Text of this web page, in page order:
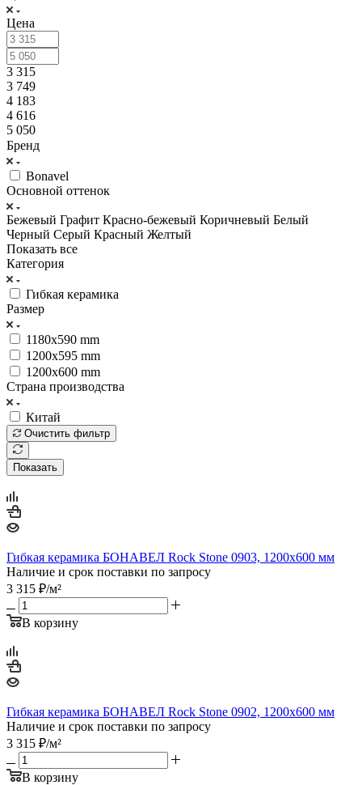
Цена
3 315
3 749
4 183
4 616
5 050
Бренд
Bonavel
Основной оттенок
Бежевый Графит Красно-бежевый Коричневый Белый
Черный Серый Красный Желтый
Показать все
Категория
Гибкая керамика
Размер
1180x590 mm
1200x595 mm
1200x600 mm
Страна производства
Китай
Очистить фильтр
Показать
Гибкая керамика БОНАВЕЛ Rock Stone 0903, 1200x600 мм
Наличие и срок поставки по запросу
3 315 ₽/м²
В корзину
Гибкая керамика БОНАВЕЛ Rock Stone 0902, 1200x600 мм
Наличие и срок поставки по запросу
3 315 ₽/м²
В корзину